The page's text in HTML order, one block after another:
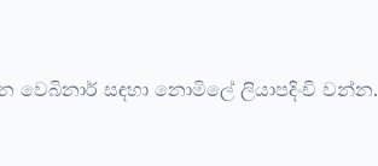
වෙබිනාර් සඳහා නොමිලේ ලියාපදිංචි වන්න.